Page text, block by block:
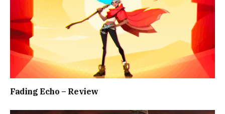
Fading Echo – Review